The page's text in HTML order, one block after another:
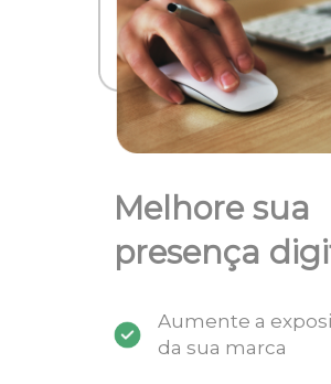
Melhore sua
presença
Aumente a
da sua marca